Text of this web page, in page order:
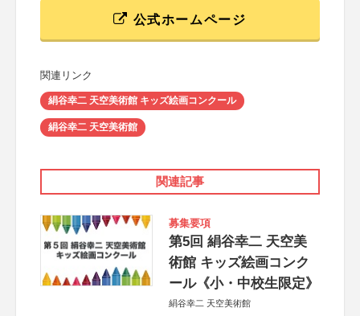
公式ホームページ
関連リンク
絹谷幸二 天空美術館 キッズ絵画コンクール
絹谷幸二 天空美術館
関連記事
募集要項
第5回 絹谷幸二 天空美
術館 キッズ絵画コンク
ール《小・中校生限定》
絹谷幸二 天空美術館